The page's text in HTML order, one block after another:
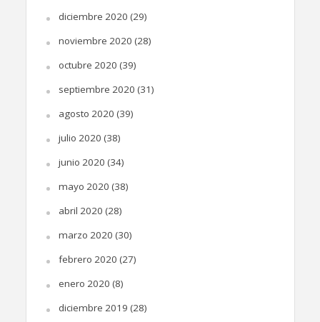
diciembre 2020 (29)
noviembre 2020 (28)
octubre 2020 (39)
septiembre 2020 (31)
agosto 2020 (39)
julio 2020 (38)
junio 2020 (34)
mayo 2020 (38)
abril 2020 (28)
marzo 2020 (30)
febrero 2020 (27)
enero 2020 (8)
diciembre 2019 (28)